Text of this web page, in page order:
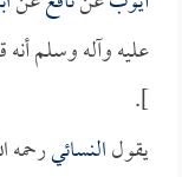
عليه وآله وسلم
].
يقولالنسائيرحمه